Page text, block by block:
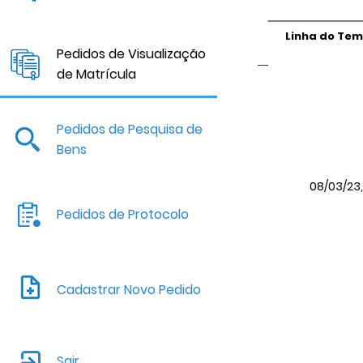
Pedidos de Visualização
de Matrícula
Pedidos de Pesquisa de
Bens
Pedidos de Protocolo
Cadastrar Novo Pedido
Linha do
08/03/23,